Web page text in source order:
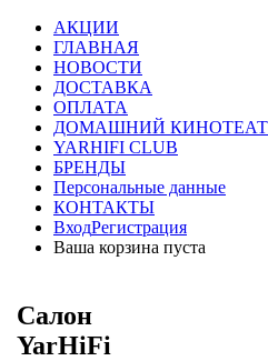
АКЦИИ
ГЛАВНАЯ
НОВОСТИ
ДОСТАВКА
ОПЛАТА
ДОМАШНИЙ
YARHIFI CLUB
БРЕНДЫ
Персональные данные
КОНТАКТЫ
ВходРегистрация
Ваша корзина пуста
Салон
YarHiFi